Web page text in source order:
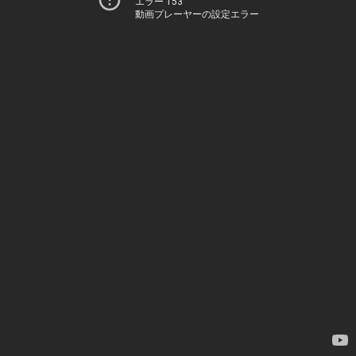
動画プレーヤーの設定エラー